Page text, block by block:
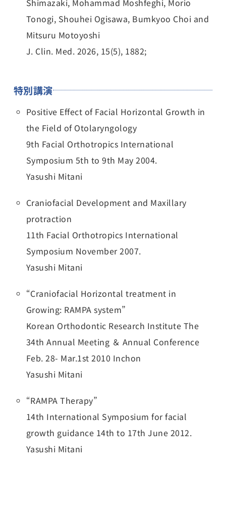
Shimazaki, Mohammad Moshfeghi, Morio
Tonogi, Shouhei Ogisawa, Bumkyoo Choi and
Mitsuru Motoyoshi
J. Clin. Med. 2026, 15(5), 1882;
特別講演
Positive Effect of Facial Horizontal Growth in
the Field of Otolaryngology
9th Facial Orthotropics International
Symposium 5th to 9th May 2004.
Yasushi Mitani
Craniofacial Development and Maxillary
protraction
11th Facial Orthotropics International
Symposium November 2007.
Yasushi Mitani
“Craniofacial Horizontal treatment in
Growing: RAMPA system”
Korean Orthodontic Research Institute The
34th Annual Meeting ＆ Annual Conference
Feb. 28- Mar.1st 2010 Inchon
Yasushi Mitani
“RAMPA Therapy”
14th International Symposium for facial
growth guidance 14th to 17th June 2012.
Yasushi Mitani